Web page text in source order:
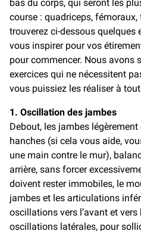
bas du corps, qui seront les
course : quadriceps,
trouverez ci-dessous quelques
vous inspirer pour vos
pour commencer. Nous avons
exercices qui ne nécessitent
vous puissiez les réaliser à
1. Oscillation des jambes
Debout, les jambes
hanches (si cela vous aide,
une main contre le mur),
arrière, sans forcer
doivent rester immobiles, le
jambes et les articulations
oscillations vers l’avant et vers
oscillations latérales, pour